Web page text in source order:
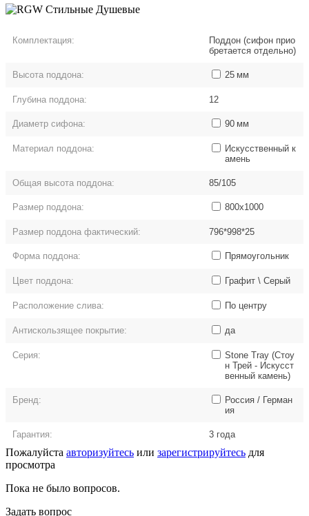
Комплектация:
Поддон (сифон прио
бретается отдельно)
Высота поддона: 25 мм
Глубина поддона: 12
Диаметр сифона: 90 мм
Материал поддона:
Искусственный к
амень
Общая высота поддона: 85/105
Размер поддона: 800x1000
Размер поддона фактический: 796*998*25
Форма поддона: Прямоугольник
Цвет поддона: Графит \ Серый
Расположение слива: По центру
Антискользящее покрытие: да
Серия:
Stone Tray (Стоу
н Трей - Искусст
венный камень)
Бренд:
Россия / Герман
ия
Гарантия: 3 года
Пожалуйста авторизуйтесь или зарегистрируйтесь для
просмотра
Пока не было вопросов.
Задать вопрос